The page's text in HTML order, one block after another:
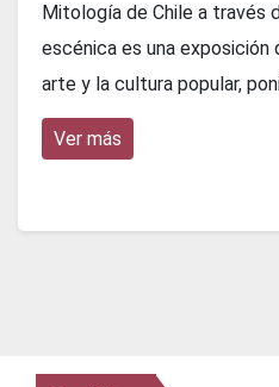
Mitología de Chile a través
escénica es una exposición
arte y la cultura popular,
Ver más